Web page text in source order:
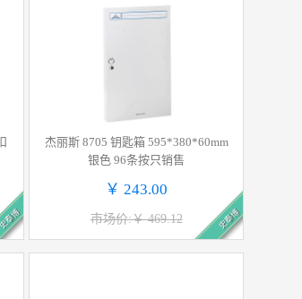
泰博
杰丽斯 8705 钥匙箱 595*380*60mm
银色 96条按只销售
￥ 243.00
市场价:￥ 469.12 史泰博